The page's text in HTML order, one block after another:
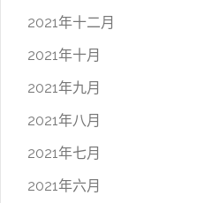
2021年十二月
2021年十月
2021年九月
2021年八月
2021年七月
2021年六月